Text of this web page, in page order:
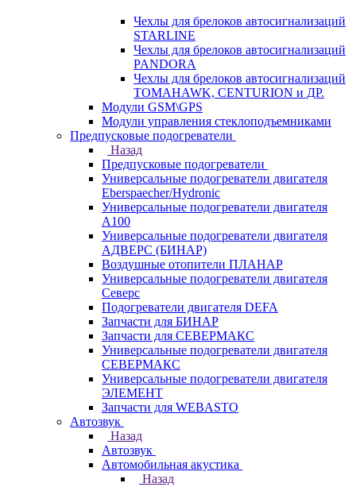
Чехлы для брелоков автосигнализаций
STARLINE
Чехлы для брелоков автосигнализаций
PANDORA
Чехлы для брелоков автосигнализаций
TOMAHAWK, CENTURION и ДР.
Модули GSM\GPS
Модули управления стеклоподъемниками
Предпусковые подогреватели
Назад
Предпусковые подогреватели
Универсальные подогреватели двигателя
Eberspaecher/Hydronic
Универсальные подогреватели двигателя
A100
Универсальные подогреватели двигателя
АДВЕРС (БИНАР)
Воздушные отопители ПЛАНАР
Универсальные подогреватели двигателя
Северс
Подогреватели двигателя DEFA
Запчасти для БИНАР
Запчасти для СЕВЕРМАКС
Универсальные подогреватели двигателя
СЕВЕРМАКС
Универсальные подогреватели двигателя
ЭЛЕМЕНТ
Запчасти для WEBASTO
Автозвук
Назад
Автозвук
Автомобильная акустика
Назад